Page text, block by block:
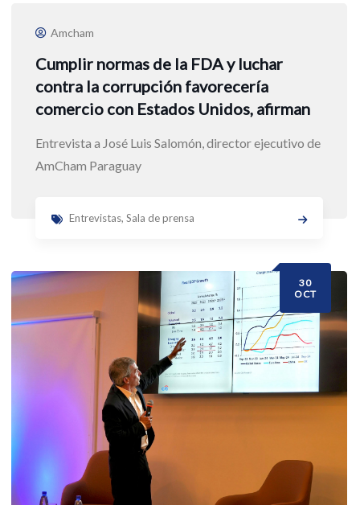
Amcham
Cumplir normas de la FDA y luchar
contra la corrupción favorecería
comercio con Estados Unidos, afirman
Entrevista a José Luis Salomón, director ejecutivo de
AmCham Paraguay
Entrevistas, Sala de prensa
30
OCT